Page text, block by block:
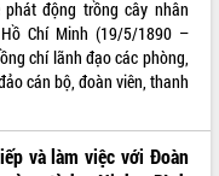
động trồng cây nhân
Chí Minh (19/5/1890 –
chí lãnh đạo các phòng,
cán bộ, đoàn viên, thanh
và làm việc với Đoàn